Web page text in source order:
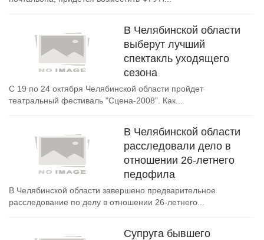
В Челябинской области
выберут лучший
спектакль уходящего
сезона
С 19 по 24 октября Челябинской области пройдет
театральный фестиваль "Сцена-2008". Как...
В Челябинской области
расследовали дело в
отношении 26-летнего
педофила
В Челябинской области завершено предварительное
расследование по делу в отношении 26-летнего...
Супруга бывшего